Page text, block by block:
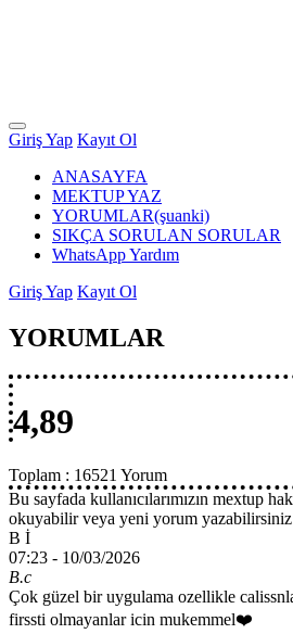
Giriş Yap Kayıt Ol
ANASAYFA
MEKTUP YAZ
YORUMLAR(şuanki)
SIKÇA SORULAN SORULAR
WhatsApp Yardım
Giriş Yap Kayıt Ol
YORUMLAR
4,89
Toplam : 16521 Yorum
Bu sayfada kullanıcılarımızın mextup
okuyabilir veya yeni yorum
B İ
07:23 - 10/03/2026
B.c
Çok güzel bir uygulama ozellikle
firssti olmayanlar icin mukemmel❤️